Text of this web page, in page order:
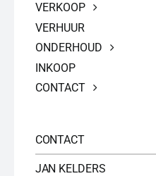
VERKOOP
VERHUUR
ONDERHOUD
INKOOP
CONTACT
CONTACT
JAN KELDERS